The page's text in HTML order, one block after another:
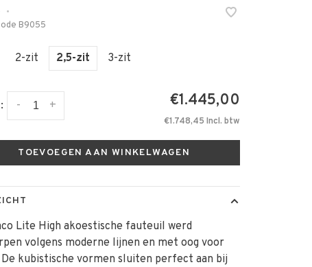
•
B9055
2-zit 2,5-zit 3-zit
+
- €1.445,00
€1.748,45 Incl. btw
TOEVOEGEN AAN WINKELWAGEN
Lite High akoestische fauteuil werd
volgens moderne lijnen en met oog voor
kubistische vormen sluiten perfect aan bij